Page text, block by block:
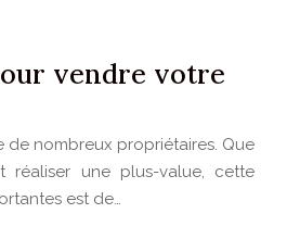
vendre votre
de nombreux propriétaires. Que
réaliser une plus-value, cette
est de…